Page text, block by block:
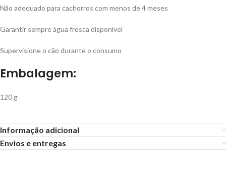
Não adequado para cachorros com menos de 4 meses
Garantir sempre água fresca disponível
Supervisione o cão durante o consumo
Embalagem:
120 g
Informação adicional
Envios e entregas